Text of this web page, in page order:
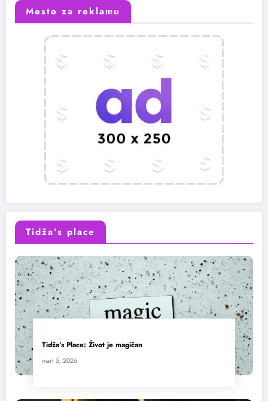
Mesto za reklamu
Tidža’s place
Tidža’s Place: Život je magičan
mart 5, 2026